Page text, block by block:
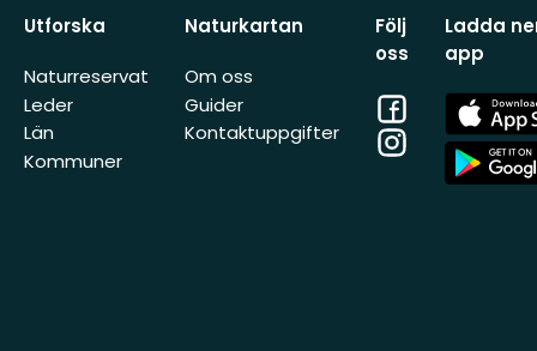
Utforska
Naturreservat
Leder
Län
Kommuner
Naturkartan
Om oss
Guider
Kontaktuppgifter
Följ
oss
Facebook
Instagram
Ladda
app
App
Store
App
Store